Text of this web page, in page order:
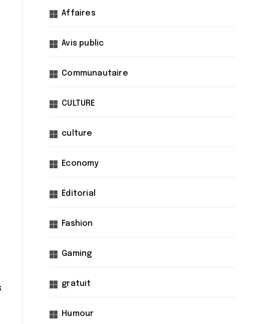
Affaires
Avis public
Communautaire
CULTURE
culture
Economy
Éditorial
Fashion
Gaming
gratuit
Humour